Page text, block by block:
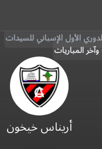
الأول الإسباني للسيدات
المباريات
أريناس خيخون